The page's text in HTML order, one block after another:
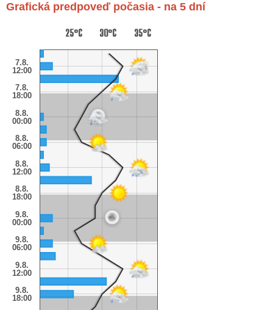
Grafická predpoveď počasia - na 5 dní
7.8.
12:00
7.8.
18:00
8.8.
00:00
8.8.
06:00
8.8.
12:00
8.8.
18:00
9.8.
00:00
9.8.
06:00
9.8.
12:00
9.8.
18:00
25°C 30°C 35°C